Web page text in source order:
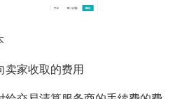
家收取的费用